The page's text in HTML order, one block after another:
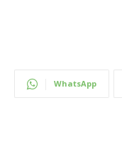
WhatsApp